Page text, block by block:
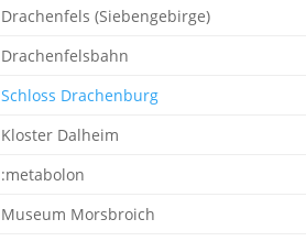
Drachenfels (Siebengebirge)
Drachenfelsbahn
Schloss Drachenburg
Kloster Dalheim
:metabolon
Museum Morsbroich